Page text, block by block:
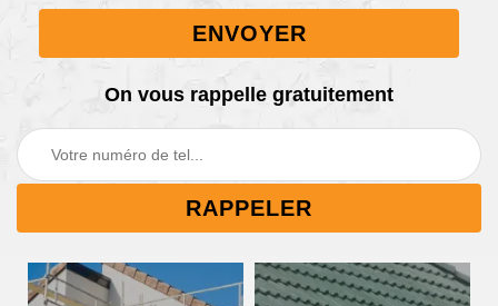
On vous rappelle gratuitement